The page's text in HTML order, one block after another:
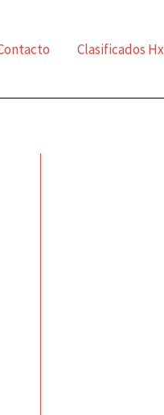
Clasificados Hx